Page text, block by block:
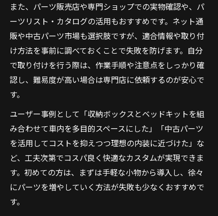
また、パーツ販売店や専門ショップでの実物確認や、パ
ーツリスト・カタログの活用もおすすめです。ネット通
販や中古パーツ市場も選択肢ですが、適合情報や取り付
け方法を事前に調べておくことで失敗を防げます。自分
で取り付けを行う際は、作業手順や注意点をしっかり確
認し、難易度が高い場合は専門店に依頼するのが安心で
す。
ユーザー事例として「収納ボックスとベッドキットを組
み合わせて車内を多目的スペースにした」「中古パーツ
を活用してコストを抑えつつ理想の内装に近づけた」な
ど、工夫次第でコスパ良く快適なカスタムが実現できま
す。初めての方は、まずは手軽な小物から導入し、徐々
にパーツを増やしていく方法が失敗も少なくおすすめで
す。